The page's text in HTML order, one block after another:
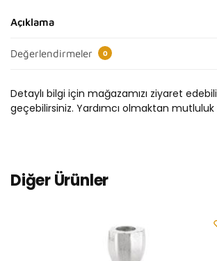
Açıklama
Değerlendirmeler 0
Detaylı bilgi için mağazamızı ziyaret
geçebilirsiniz. Yardımcı olmaktan mutluluk
Diğer Ürünler